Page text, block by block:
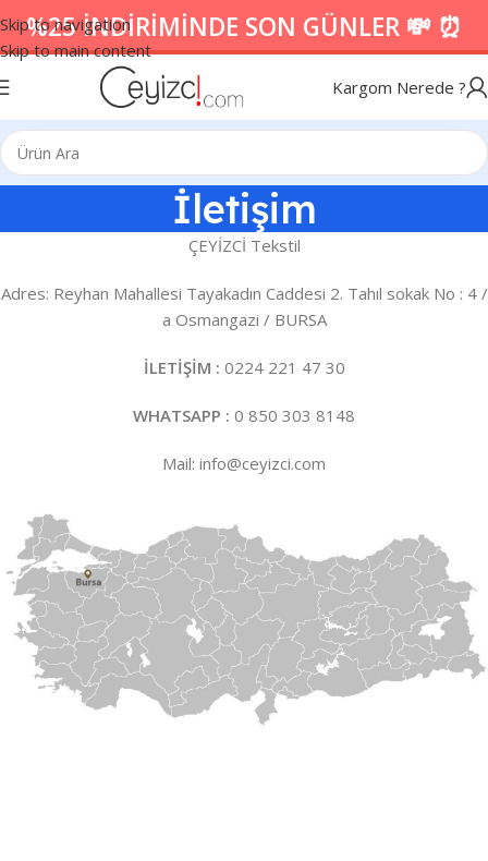
Skip to navigation
Skip to main content
%25 İNDİRİMİNDE SON GÜNLER 💸 ⏰
Kargom Nerede ?
İletişim
ÇEYİZCİ Tekstil
Adres: Reyhan Mahallesi Tayakadın Caddesi 2. Tahıl sokak No : 4 /
a Osmangazi / BURSA
İLETİŞİM : 0224 221 47 30
WHATSAPP : 0 850 303 8148
Mail: info@ceyizci.com